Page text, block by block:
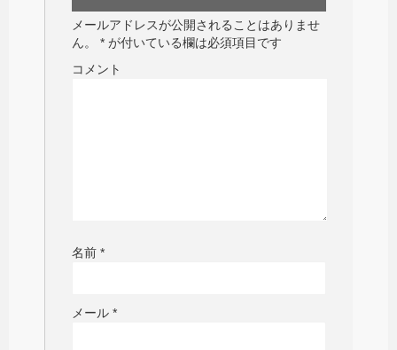
メールアドレスが公開されることはありませ
ん。
* が付いている欄は必須項目です
コメント
名前 *
メール *